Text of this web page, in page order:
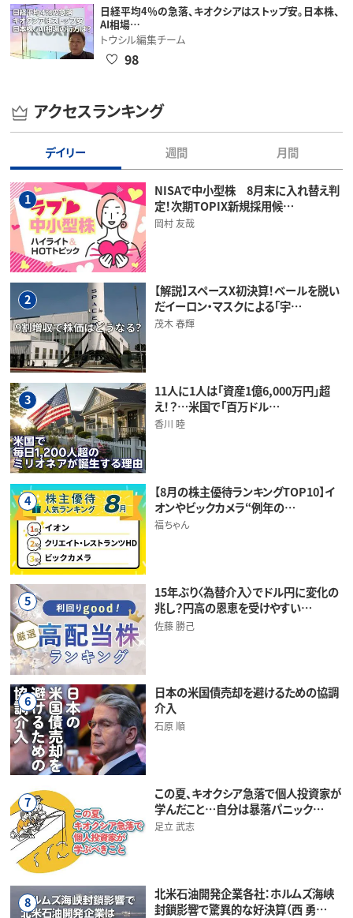
日経平均4％の急落、キオクシアはストップ安。日本株、
AI相場…
トウシル編集チーム
98
アクセスランキング
デイリー 週間 月間
1
NISAで中小型株 8月末に入れ替え判
定！次期TOPIX新規採用候…
岡村 友哉
2
【解説】スペースX初決算！ベールを脱い
だイーロン・マスクによる「宇…
茂木 春輝
3
11人に1人は「資産1億6,000万円」超
え！？…米国で「百万ドル…
香川 睦
4
【8月の株主優待ランキングTOP10】イ
オンやビックカメラ“例年の…
福ちゃん
5
15年ぶり〈為替介入〉でドル円に変化の
兆し？円高の恩恵を受けやすい…
佐藤 勝己
6
日本の米国債売却を避けるための協調
介入
石原 順
7
この夏、キオクシア急落で個人投資家が
学んだこと…自分は暴落パニック…
足立 武志
8
北米石油開発企業各社：ホルムズ海峡
封鎖影響で驚異的な好決算（西 勇…